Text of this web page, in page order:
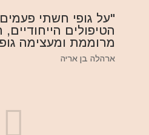
"על גופי חשתי
הטיפולים
מרוממת ומעצימה
ארהלה בן אריה